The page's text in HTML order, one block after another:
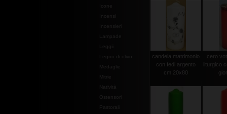
Leggii
Legno di olivo
Medaglie
Mitrie
Natività
Ostensori
Pastorali
candela matrimonio
con fedi argento
cm.20x80
cero
liturgico